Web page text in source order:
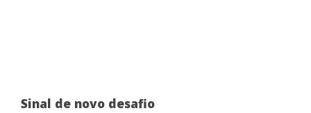
Sinal de novo desafio